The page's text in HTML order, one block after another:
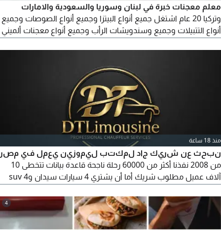
معلم معجنات خبرة في لبنان وسوريا والسعودية والامارات
وتركيا 20 عام اشتغل جميع أنواع البيتزا وجميع أنواع الصوصات وجميع
أنواع التتبيلات وجميع وسندويشات الرأب وجميع أنواع معجنات ألميني
بحشواتها الخاصه وجميع أنواع الفطائر التركيه والمناقيش والصفيحة
واللحم بعجين اللبنانيه المميزه والخبز والكعك الطرابلسي والكعك
العصرواني واعمل على التطور والابتكار واعمل على ادارة المكان
منذ 18 ساعة
نبحث عن شريك جاد لمكتب ليموزين يعمل في مصر
من 2008 نفذنا أكثر من 60000 رحلة ناجحة قاعدة بيانات تتخطى 10
آلاف عميل مطلوب شريك أما أن يشتري 4 سيارات سيدان و4 suv
و2 هاي أيس أو أن يدخل شريك بثمنهم تقريبا 20 مليون جنيه مصري
المطلوب لتطوير أسطول السيارات لدينا والشريك له سياراته ونسبة
20 من الإيراد بدون تحميل أي مصاريف أو صيانات الجاد فقط في
انتظار مكالمتك للتحدث في باقي التفاصيل
4